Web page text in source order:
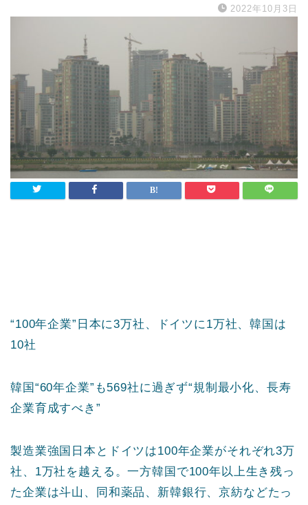
2022年10月3日
“100年企業”日本に3万社、ドイツに1万社、韓国は
10社
韓国“60年企業”も569社に過ぎず“規制最小化、長寿
企業育成すべき”
製造業強国日本とドイツは100年企業がそれぞれ3万
社、1万社を越える。一方韓国で100年以上生き残っ
た企業は斗山、同和薬品、新韓銀行、京紡などたっ